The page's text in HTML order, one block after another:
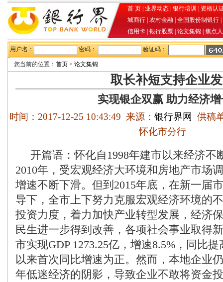
首 页 业界动态 银行培训
资格认
城商行 农村金融 全国股份制银行
信用卡 银行股票 论文集锦 焦点
用户名： 密码： 验证码：
您当前的位置： 首页 > 论文集锦
取长补短支持企业
实现银企双赢 助力经济
时间：2017-12-25 10:43:49 来源： 银行界网
供稿
怀化市分行
开篇语：怀化自1998年建市以来经济不
2010年，受宏观经济大环境和房地产市场
增速不断下滑。但到2015年底，在新一届
导下，全市上下努力克服宏观经济环境的
投资力度，着力加快产业转型发展，经济
民生进一步得到改善，各项社会事业取得
市实现GDP 1273.25亿，增速8.5%，同比提
以来首次同比增速为正。然而，本地企业
年低迷经济的阴影，导致企业不敢将资金